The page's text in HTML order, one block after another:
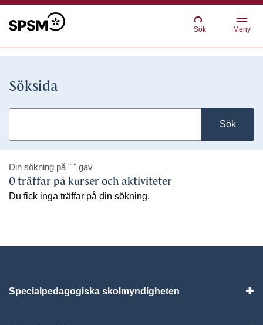
Sök Meny
Söksida
Sök
Din sökning på " " gav
0 träffar på kurser och aktiviteter
Du fick inga träffar på din sökning.
Specialpedagogiska skolmyndigheten